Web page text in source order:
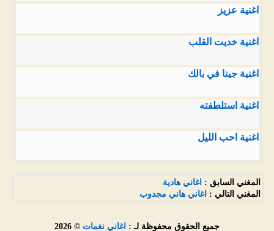
اغنية عزيز
اغنية خديت القلب
اغنية جينا في بالك
اغنية استلطفته
اغنية احب الليل
المغني السابق : اغاني هادية
المغني التالي : اغاني هاني مجدوب
جميع الحقوق محفوظة لـ : اغاني نغمات © 2026